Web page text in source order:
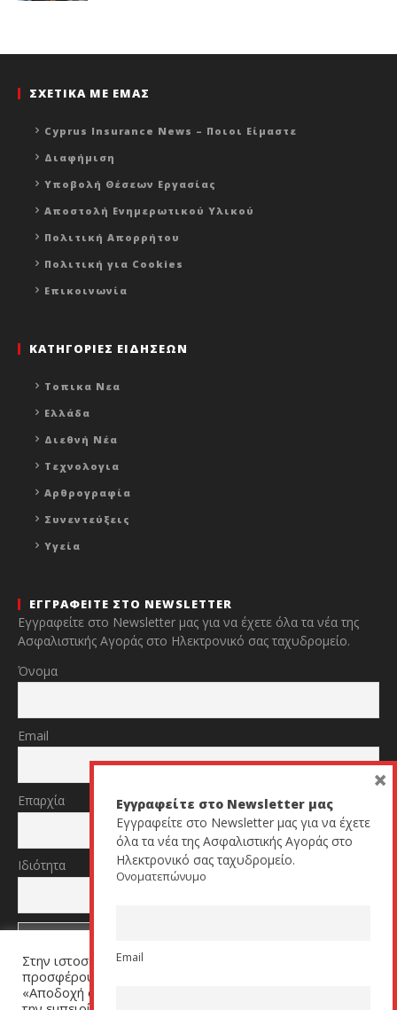
ΣΧΕΤΙΚΑ ΜΕ ΕΜΑΣ
Cyprus Insurance News – Ποιοι Είμαστε
Διαφήμιση
Υποβολή Θέσεων Εργασίας
Αποστολή Ενημερωτικού Υλικού
Πολιτική Απορρήτου
Πολιτική για Cookies
Επικοινωνία
ΚΑΤΗΓΟΡΙΕΣ ΕΙΔΗΣΕΩΝ
Τοπικα Νεα
Ελλάδα
Διεθνή Νέα
Τεχνολογια
Αρθρογραφία
Συνεντεύξεις
Υγεία
ΕΓΓΡΑΦΕΙΤΕ ΣΤΟ NEWSLETTER
Εγγραφείτε στο Newsletter μας για να έχετε όλα τα νέα της
Ασφαλιστικής Αγοράς στο Ηλεκτρονικό σας ταχυδρομείο.
Όνομα
Email
Επαρχία
Ιδιότητα
TikTok
YouTube
Στην ιστοσελίδα μας χρησιμοποιούμε cookies για να σας
προσφέρουμε μία εξατομικευμένη εμπειρία. Πατήστε
«Αποδοχή όλων» για να μας βοηθήσετε να βελτιώσουμε
Εγγραφείτε στο Newsletter μας
Εγγραφείτε στο Newsletter μας για να έχετε
όλα τα νέα της Ασφαλιστικής Αγοράς στο
Ηλεκτρονικό σας ταχυδρομείο.
Ονοματεπώνυμο
Email
×